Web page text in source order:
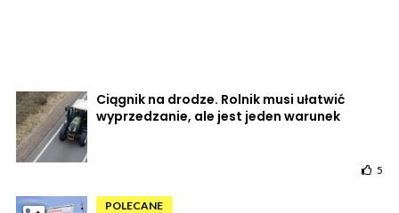
Ciągnik na drodze. Rolnik musi ułatwić
wyprzedzanie, ale jest jeden warunek
5
POLECANE